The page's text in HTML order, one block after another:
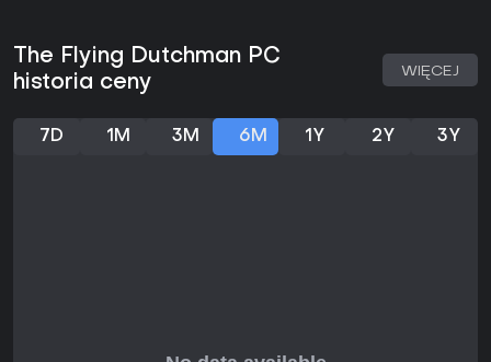
The Flying Dutchman PC
historia ceny
WIĘCEJ
7D 1M 3M 6M 1Y 2Y 3Y